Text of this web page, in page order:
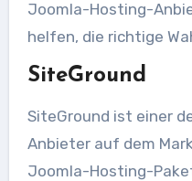
Joomla-Hosting-
helfen, die richtige
SiteGround
SiteGround ist einer
Anbieter auf dem
Joomla-Hosting-